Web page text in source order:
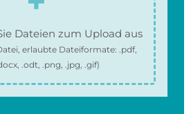
Dateien zum Upload aus
erlaubte Dateiformate: .pdf,
.odt, .png, .jpg, .gif)